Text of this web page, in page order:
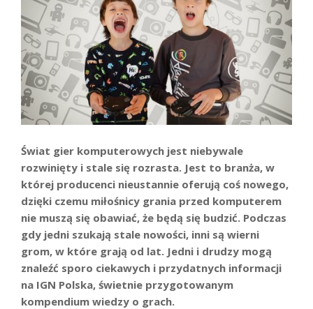
Świat gier komputerowych jest niebywale
rozwinięty i stale się rozrasta. Jest to branża, w
której producenci nieustannie oferują coś nowego,
dzięki czemu miłośnicy grania przed komputerem
nie muszą się obawiać, że będą się budzić. Podczas
gdy jedni szukają stale nowości, inni są wierni
grom, w które grają od lat. Jedni i drudzy mogą
znaleźć sporo ciekawych i przydatnych informacji
na IGN Polska, świetnie przygotowanym
kompendium wiedzy o grach.